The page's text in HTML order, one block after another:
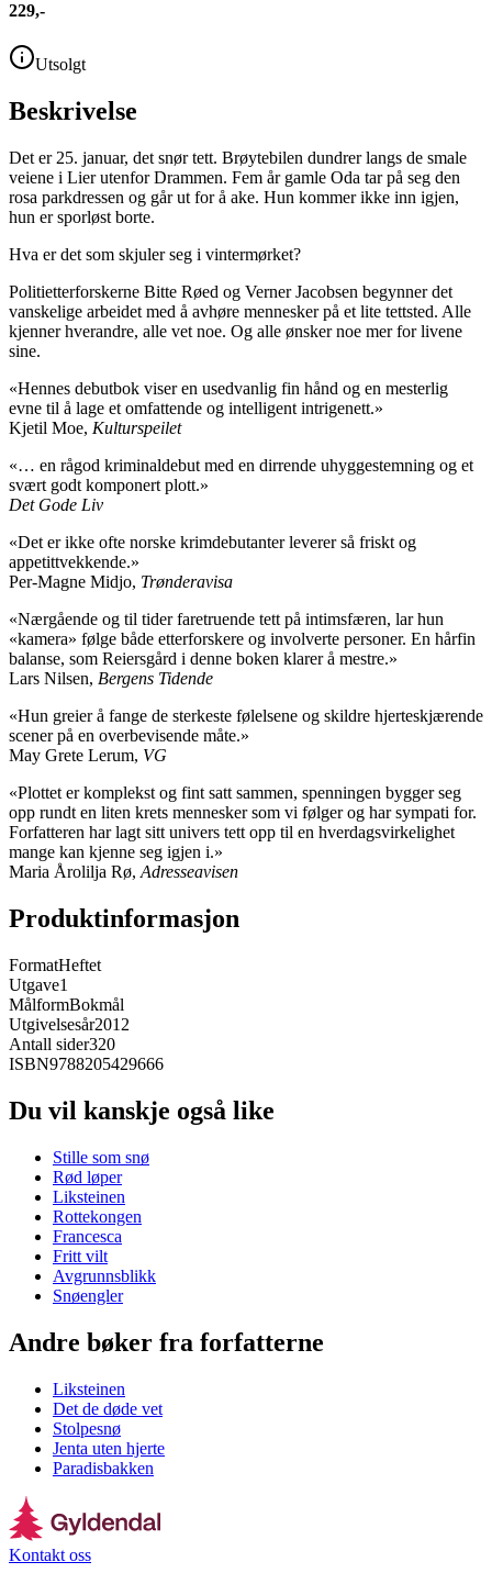
229,-
Utsolgt
Beskrivelse
Det er 25. januar, det snør tett. Brøytebilen dundrer langs de smale
veiene i Lier utenfor Drammen. Fem år gamle Oda tar på seg den
rosa parkdressen og går ut for å ake. Hun kommer ikke inn igjen,
hun er sporløst borte.
Hva er det som skjuler seg i vintermørket?
Politietterforskerne Bitte Røed og Verner Jacobsen begynner det
vanskelige arbeidet med å avhøre mennesker på et lite tettsted. Alle
kjenner hverandre, alle vet noe. Og alle ønsker noe mer for livene
sine.
«Hennes debutbok viser en usedvanlig fin hånd og en mesterlig
evne til å lage et omfattende og intelligent intrigenett.»
Kjetil Moe, Kulturspeilet
«… en rågod kriminaldebut med en dirrende uhyggestemning og et
svært godt komponert plott.»
Det Gode Liv
«Det er ikke ofte norske krimdebutanter leverer så friskt og
appetittvekkende.»
Per-Magne Midjo, Trønderavisa
«Nærgående og til tider faretruende tett på intimsfæren, lar hun
«kamera» følge både etterforskere og involverte personer. En hårfin
balanse, som Reiersgård i denne boken klarer å mestre.»
Lars Nilsen, Bergens Tidende
«Hun greier å fange de sterkeste følelsene og skildre hjerteskjærende
scener på en overbevisende måte.»
May Grete Lerum, VG
«Plottet er komplekst og fint satt sammen, spenningen bygger seg
opp rundt en liten krets mennesker som vi følger og har sympati for.
Forfatteren har lagt sitt univers tett opp til en hverdagsvirkelighet
mange kan kjenne seg igjen i.»
Maria Årolilja Rø, Adresseavisen
Produktinformasjon
FormatHeftet
Utgave1
MålformBokmål
Utgivelsesår2012
Antall sider320
ISBN9788205429666
Du vil kanskje også like
Stille som snø
Rød løper
Liksteinen
Rottekongen
Francesca
Fritt vilt
Avgrunnsblikk
Snøengler
Andre bøker fra forfatterne
Liksteinen
Det de døde vet
Stolpesnø
Jenta uten hjerte
Paradisbakken
Kontakt oss